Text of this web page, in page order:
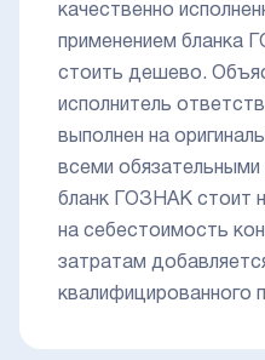
качественно
применением бланка
стоить дешево.
исполнитель
выполнен на
всеми
бланк ГОЗНАК стоит
на себестоимость
затратам
квалифицированного